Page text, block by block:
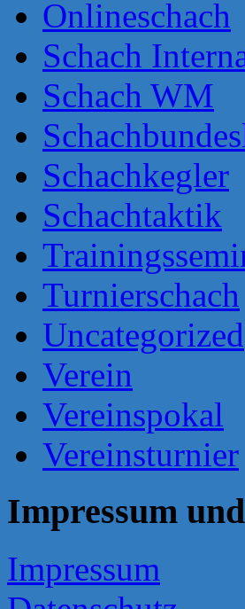
Onlineschach
Schach
Schach WM
Schachkegler
Schachtaktik
Turnierschach
Uncategorized
Verein
Vereinspokal
Vereinsturnier
Impressum
Impressum